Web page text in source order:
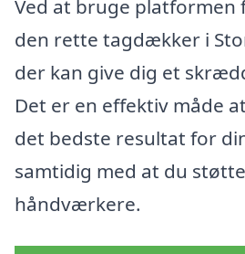
Ved at bruge
den rette tagdækker i
der kan give dig et
Det er en effektiv måde
det bedste resultat for
samtidig med at du
håndværkere.